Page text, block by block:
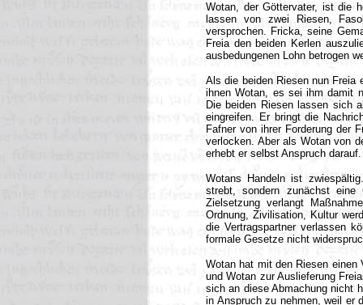
Wotan, der Göttervater, ist die
lassen von zwei Riesen,
versprochen. Fricka, seine
Freia den beiden Kerlen
ausbedungenen Lohn betrogen
Als die beiden Riesen nun Freia
ihnen Wotan, es sei ihm damit
Die beiden Riesen lassen sich
eingreifen. Er bringt die
Fafner von ihrer Forderung der
verlocken. Aber als Wotan von
erhebt er selbst Anspruch darauf.
Wotans Handeln ist
strebt, sondern zunächst
Zielsetzung verlangt
Ordnung, Zivilisation, Kultur
die Vertragspartner verlassen
formale Gesetze nicht
Wotan hat mit den Riesen
und Wotan zur Auslieferung
sich an diese Abmachung nicht
in Anspruch zu nehmen, weil er